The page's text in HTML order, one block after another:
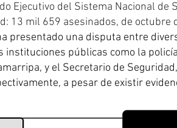
Ejecutivo del Sistema Nacional
13 mil 659 asesinados, de octubre
presentado una disputa entre
instituciones públicas como la
y el Secretario de
a pesar de existir